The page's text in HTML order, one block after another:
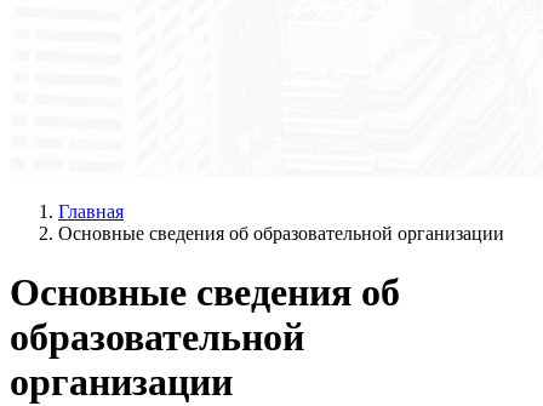
Главная
Основные сведения об образовательной организации
Основные сведения об
образовательной
организации